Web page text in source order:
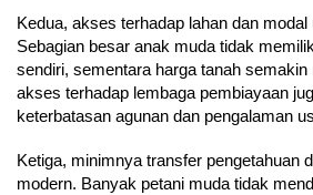
Kedua, akses terhadap lahan dan
Sebagian besar anak muda tidak
sendiri, sementara harga tanah
akses terhadap lembaga pembiayaan
keterbatasan agunan dan pengalaman
Ketiga, minimnya transfer pengetahuan
modern. Banyak petani muda tidak